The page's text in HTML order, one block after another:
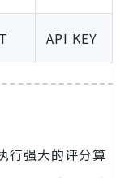
API KEY
行强大的评分算